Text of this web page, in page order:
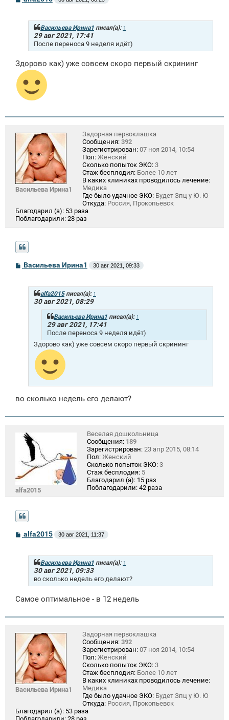
Васильева Ирина1 писал(а): ↑
29 авг 2021, 17:41
После переноса 9 неделя идёт)
Здорово как) уже совсем скоро первый скрининг
Васильева Ирина1
Задорная первоклашка
Сообщения: 392
Зарегистрирован: 07 ноя 2014, 10:54
Пол: Женский
Сколько попыток ЭКО: 3
Стаж бесплодия: Более 10 лет
В каких клиниках проводилось лечение:
Медика
Где было удачное ЭКО: Будет Зпц у Ю. Ю
Откуда: Россия, Прокопьевск
Благодарил (а): 53 раза
Поблагодарили: 28 раз
СВасильева Ирина1 30 авг 2021, 09:33
alfa2015писал(а): ↑
30 авг 2021, 08:29
Васильева Ирина1 писал(а): ↑
29 авг 2021, 17:41
После переноса 9 неделя идёт)
Здорово как) уже совсем скоро первый скрининг
во сколько недель его делают?
alfa2015
Веселая дошкольница
Сообщения: 189
Зарегистрирован: 23 апр 2015, 08:14
Пол: Женский
Сколько попыток ЭКО: 3
Стаж бесплодия: 5
Благодарил (а): 15 раз
Поблагодарили: 42 раза
Сalfa2015 30 авг 2021, 11:37
Васильева Ирина1 писал(а): ↑
30 авг 2021, 09:33
во сколько недель его делают?
Самое оптимальное - в 12 недель
Васильева Ирина1
Задорная первоклашка
Сообщения: 392
Зарегистрирован: 07 ноя 2014, 10:54
Пол: Женский
Сколько попыток ЭКО: 3
Стаж бесплодия: Более 10 лет
В каких клиниках проводилось лечение:
Медика
Где было удачное ЭКО: Будет Зпц у Ю. Ю
Откуда: Россия, Прокопьевск
Благодарил (а): 53 раза